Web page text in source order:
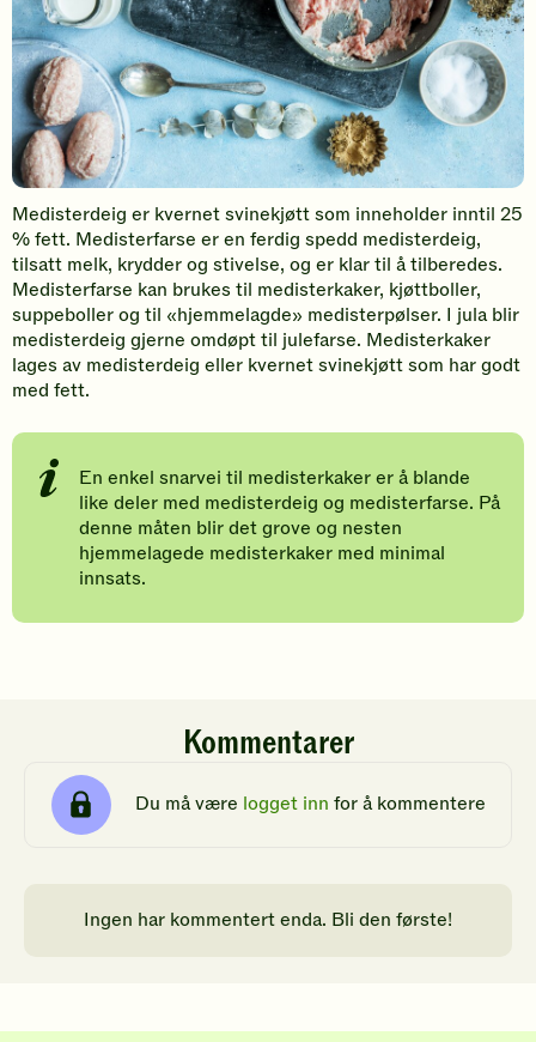
Medisterdeig er kvernet svinekjøtt som inneholder inntil 25
% fett. Medisterfarse er en ferdig spedd medisterdeig,
tilsatt melk, krydder og stivelse, og er klar til å tilberedes.
Medisterfarse kan brukes til medisterkaker, kjøttboller,
suppeboller og til «hjemmelagde» medisterpølser. I jula blir
medisterdeig gjerne omdøpt til julefarse. Medisterkaker
lages av medisterdeig eller kvernet svinekjøtt som har godt
med fett.
En enkel snarvei til medisterkaker er å blande
like deler med medisterdeig og medisterfarse. På
denne måten blir det grove og nesten
hjemmelagede medisterkaker med minimal
innsats.
Kommentarer
Du må være logget inn for å kommentere
Ingen har kommentert enda. Bli den første!